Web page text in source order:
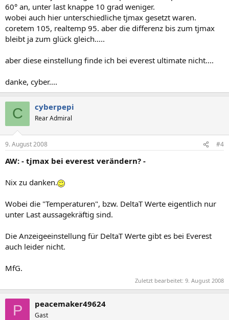
60° an, unter last knappe 10 grad weniger.
wobei auch hier unterschiedliche tjmax gesetzt waren.
coretem 105, realtemp 95. aber die differenz bis zum tjmax
bleibt ja zum glück gleich.....
aber diese einstellung finde ich bei everest ultimate nicht....
danke, cyber....
C cyberpepi
Rear Admiral
9. August 2008 #4
AW: - tjmax bei everest verändern? -
Nix zu danken.
Wobei die "Temperaturen", bzw. DeltaT Werte eigentlich nur
unter Last aussagekräftig sind.
Die Anzeigeeinstellung für DeltaT Werte gibt es bei Everest
auch leider nicht.
MfG.
Zuletzt bearbeitet: 9. August 2008
P peacemaker49624
Gast